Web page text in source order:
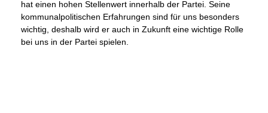
hat einen hohen Stellenwert innerhalb der Partei. Seine
kommunalpolitischen Erfahrungen sind für uns besonders
wichtig, deshalb wird er auch in Zukunft eine wichtige Rolle
bei uns in der Partei spielen.